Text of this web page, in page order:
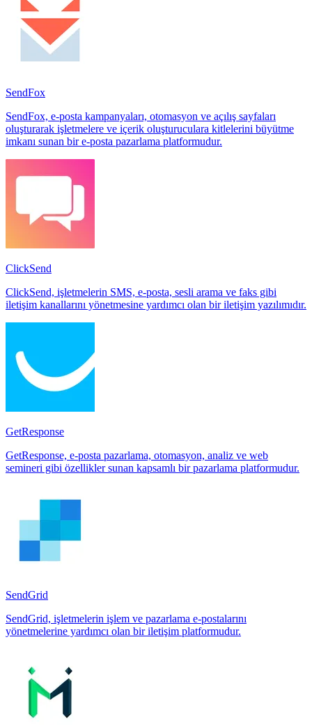
SendFox
SendFox, e-posta kampanyaları, otomasyon ve açılış sayfaları
oluşturarak işletmelere ve içerik oluşturuculara kitlelerini büyütme
imkanı sunan bir e-posta pazarlama platformudur.
ClickSend
ClickSend, işletmelerin SMS, e-posta, sesli arama ve faks gibi
iletişim kanallarını yönetmesine yardımcı olan bir iletişim yazılımıdır.
GetResponse
GetResponse, e-posta pazarlama, otomasyon, analiz ve web
semineri gibi özellikler sunan kapsamlı bir pazarlama platformudur.
SendGrid
SendGrid, işletmelerin işlem ve pazarlama e-postalarını
yönetmelerine yardımcı olan bir iletişim platformudur.